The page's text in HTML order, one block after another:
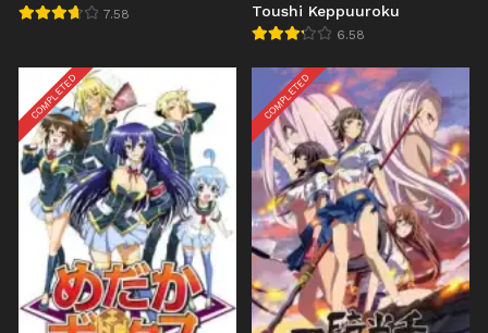
7.58
Toushi Keppuuroku
6.58
COMPLETED COMPLETED